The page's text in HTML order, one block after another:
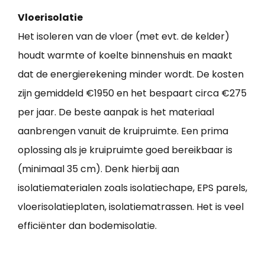
Vloerisolatie
Het isoleren van de vloer (met evt. de kelder)
houdt warmte of koelte binnenshuis en maakt
dat de energierekening minder wordt. De kosten
zijn gemiddeld €1950 en het bespaart circa €275
per jaar. De beste aanpak is het materiaal
aanbrengen vanuit de kruipruimte. Een prima
oplossing als je kruipruimte goed bereikbaar is
(minimaal 35 cm). Denk hierbij aan
isolatiematerialen zoals isolatiechape, EPS parels,
vloerisolatieplaten, isolatiematrassen. Het is veel
efficiënter dan bodemisolatie.